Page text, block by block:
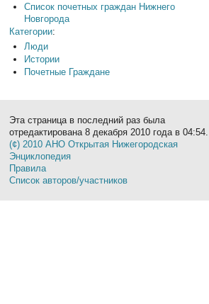
Список почетных граждан Нижнего
Новгорода
Категории:
Люди
Истории
Почетные Граждане
Эта страница в последний раз была
отредактирована 8 декабря 2010 года в 04:54.
(¢) 2010 АНО Открытая Нижегородская
Энциклопедия
Правила
Список авторов/участников